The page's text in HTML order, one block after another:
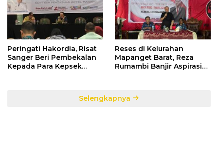
Peringati Hakordia, Risat
Sanger Beri Pembekalan
Kepada Para Kepsek
Reses di Kelurahan
Mapanget Barat, Reza
Rumambi Banjir Aspirasi
Selengkapnya